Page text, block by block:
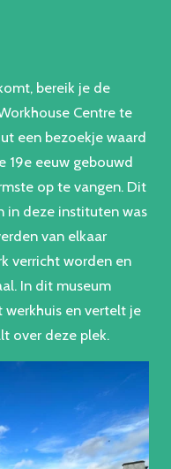
bereik je de
Centre te
een bezoekje waard
19e eeuw gebouwd
op te vangen. Dit
in deze instituten was
van elkaar
verricht worden en
In dit museum
en vertelt je
over deze plek.